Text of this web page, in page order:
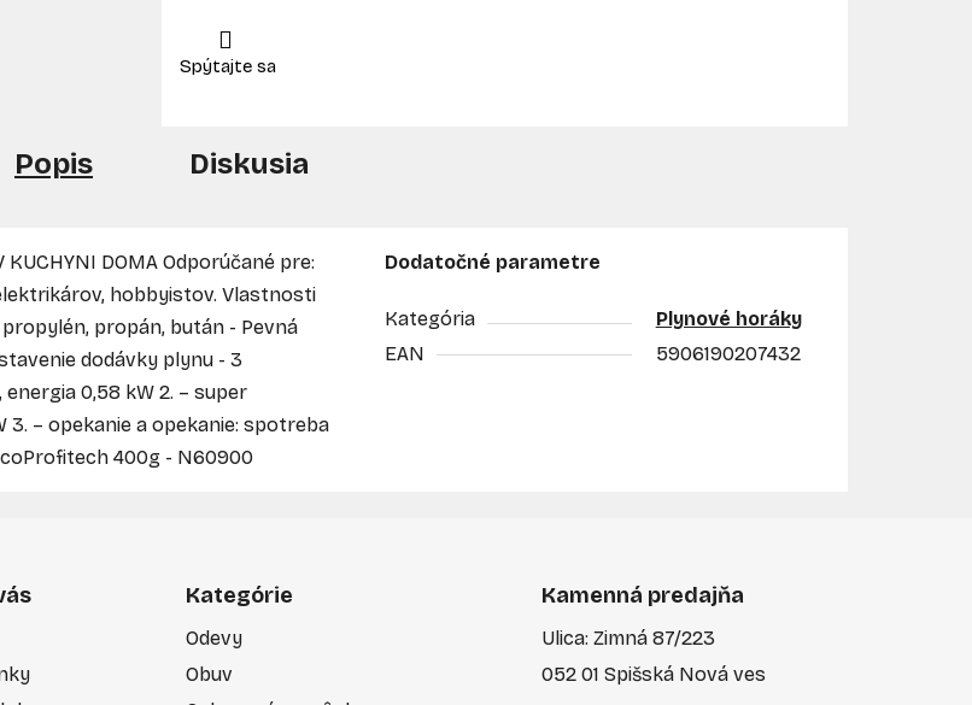
Popis Diskusia
DOMA Odporúčané pre:
hobbyistov. Vlastnosti
propylén, propán, bután - Pevná
dodávky plynu - 3
0,58 kW 2. – super
– opekanie a opekanie: spotreba
400g - N60900
Dodatočné parametre
Kategória
Plynové horáky
EAN
5906190207432
Kategórie
Odevy
Obuv
Kamenná predajňa
Ulica: Zimná 87/223
052 01 Spišská Nová ves